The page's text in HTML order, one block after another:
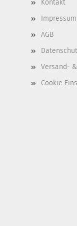
Kontakt
Impressum
AGB
Versand-
Cookie